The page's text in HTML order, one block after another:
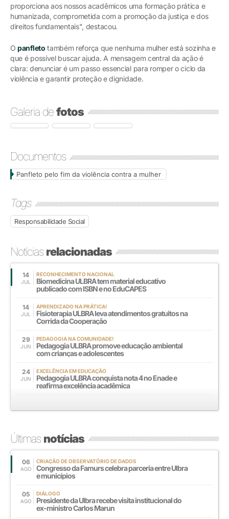
proporciona aos nossos acadêmicos uma formação prática e
humanizada, comprometida com a promoção da justiça e dos
direitos fundamentais", destacou.
Opanfleto também reforça que nenhuma mulher está sozinha e
que é possível buscar ajuda. A mensagem central da ação é
clara: denunciar é um passo essencial para romper o ciclo da
violência e garantir proteção e dignidade.
Galeria defotos
Documentos
Panfleto pelo fim da violência contra a mulher
Tags
Responsabilidade Social
Notíciasrelacionadas
14
JUL
RECONHECIMENTO NACIONAL
Biomedicina ULBRA tem material educativo
publicado com ISBN e no EduCAPES
14
JUL
APRENDIZADO NA PRÁTICA!
Fisioterapia ULBRA leva atendimentos gratuitos na
Corrida da Cooperação
29
JUN
PEDAGOGIA NA COMUNIDADE!
Pedagogia ULBRA promove educação ambiental
com crianças e adolescentes
24
JUN
EXCELÊNCIA EM EDUCAÇÃO
Pedagogia ULBRA conquista nota 4 no Enade e
reafirma excelência acadêmica
Últimasnotícias
06
AGO
CRIAÇÃO DE OBSERVATÓRIO DE DADOS
Congresso da Famurs celebra parceria entre Ulbra
e municípios
05
AGO
DIÁLOGO
Presidente da Ulbra recebe visita institucional do
ex-ministro Carlos Marun